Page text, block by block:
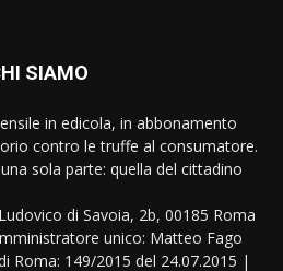
SIAMO
in edicola, in abbonamento
contro le truffe al consumatore.
sola parte: quella del cittadino
di Savoia, 2b, 00185 Roma
unico: Matteo Fago
Roma: 149/2015 del 24.07.2015 |